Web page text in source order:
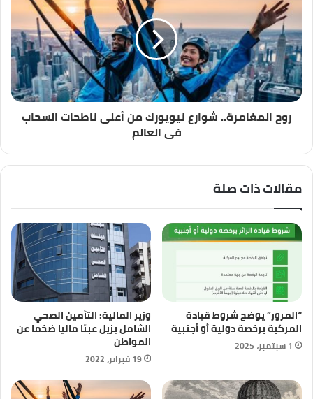
روح المغامرة.. شوارع نيويورك من أعلى ناطحات السحاب
فى العالم
مقالات ذات صلة
“المرور” يوضح شروط قيادة
المركبة برخصة دولية أو أجنبية
1 سبتمبر، 2025
وزير المالية: التأمين الصحي
الشامل يزيل عبئا ماليا ضخما عن
المواطن
19 فبراير، 2022